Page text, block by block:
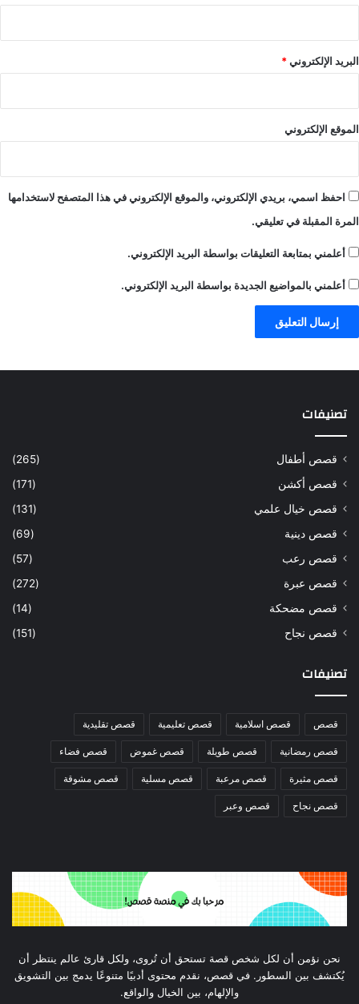
البريد الإلكتروني*
الموقع الإلكتروني
احفظ اسمي، بريدي الإلكتروني، والموقع الإلكتروني في هذا المتصفح لاستخدامها
المرة المقبلة في تعليقي.
أعلمني بمتابعة التعليقات بواسطة البريد الإلكتروني.
أعلمني بالمواضيع الجديدة بواسطة البريد الإلكتروني.
تصنيفات
قصص أطفال
(265)
قصص أكشن
(171)
قصص خيال علمي
(131)
قصص دينية
(69)
قصص رعب
(57)
قصص عبرة
(272)
قصص مضحكة
(14)
قصص نجاح
(151)
تصنيفات
قصص قصص اسلامية قصص تعليمية قصص تقليدية
قصص رمضانية قصص طويلة قصص غموض قصص فضاء
قصص مثيرة قصص مرعبة قصص مسلية قصص مشوقة
قصص نجاح قصص وعبر
نحن نؤمن أن لكل شخص قصة تستحق أن تُروى، ولكل قارئ عالم ينتظر أن
يُكتشف بين السطور. في قصص، نقدم محتوى أدبيًا متنوعًا يدمج بين التشويق
والإلهام، بين الخيال والواقع.